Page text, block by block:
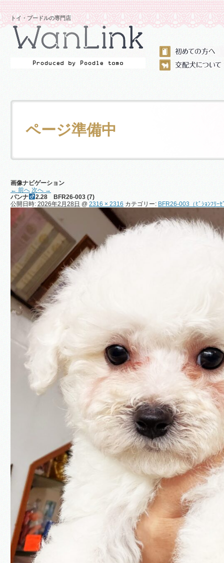
トイ・プードルの専門店
ページ準備中
画像ナビゲーション
← 前へ 次へ →
パンナ
2.28 BFR26-003 (7)
公開日時: 2026年2月28日 @ 2316 × 2316 カテゴリー: BFR26-003（ﾋﾞｼｮﾝﾌﾘｰｾ